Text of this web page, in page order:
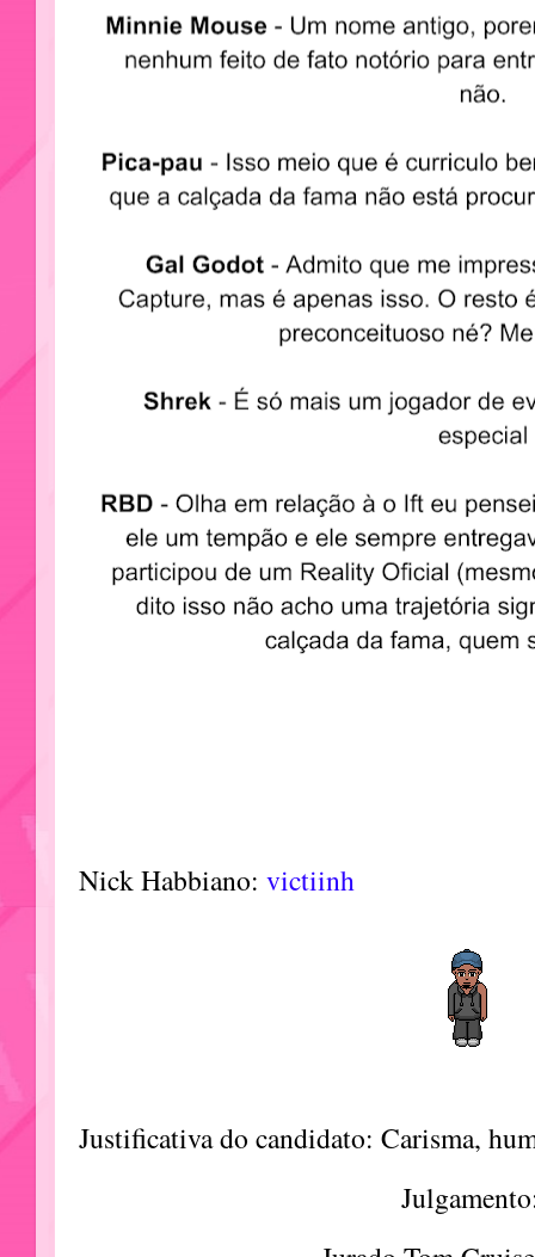
Nick Habbiano: victiinh
Justificativa do candidato: Carisma,